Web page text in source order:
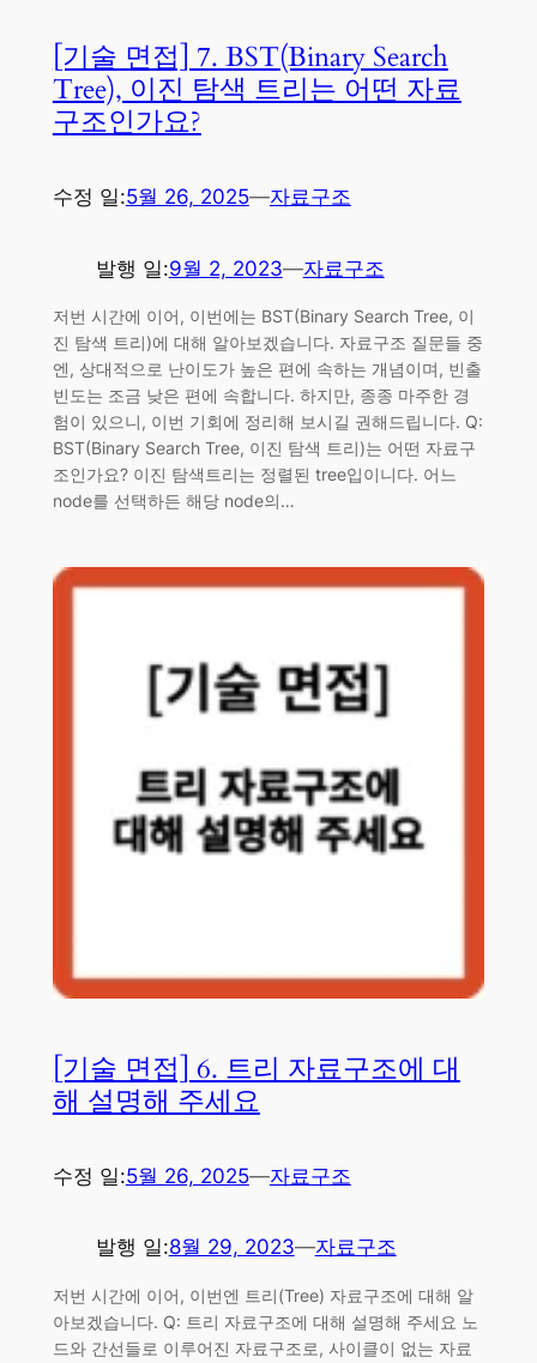
[기술 면접] 7. BST(Binary Search
Tree), 이진 탐색 트리는 어떤 자료
구조인가요?
수정 일:5월 26, 2025—자료구조
발행 일:9월 2, 2023—자료구조
저번 시간에 이어, 이번에는 BST(Binary Search Tree, 이
진 탐색 트리)에 대해 알아보겠습니다. 자료구조 질문들 중
엔, 상대적으로 난이도가 높은 편에 속하는 개념이며, 빈출
빈도는 조금 낮은 편에 속합니다. 하지만, 종종 마주한 경
험이 있으니, 이번 기회에 정리해 보시길 권해드립니다. Q:
BST(Binary Search Tree, 이진 탐색 트리)는 어떤 자료구
조인가요? 이진 탐색트리는 정렬된 tree입이니다. 어느
node를 선택하든 해당 node의…
[기술 면접] 6. 트리 자료구조에 대
해 설명해 주세요
수정 일:5월 26, 2025—자료구조
발행 일:8월 29, 2023—자료구조
저번 시간에 이어, 이번엔 트리(Tree) 자료구조에 대해 알
아보겠습니다. Q: 트리 자료구조에 대해 설명해 주세요 노
드와 간선들로 이루어진 자료구조로, 사이클이 없는 자료